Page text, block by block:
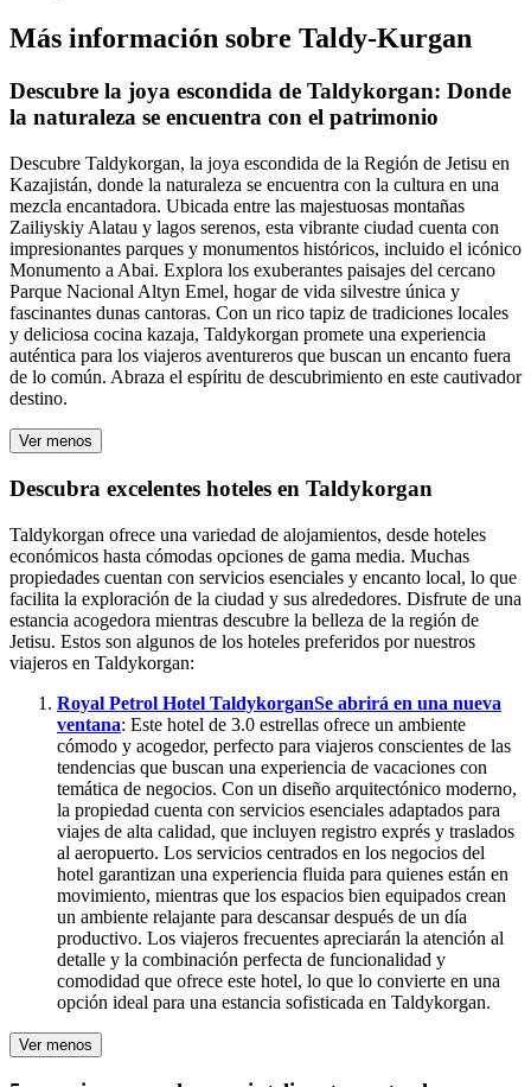
Más información sobre Taldy-Kurgan
Descubre la joya escondida de Taldykorgan: Donde
la naturaleza se encuentra con el patrimonio
Descubre Taldykorgan, la joya escondida de la Región de Jetisu en
Kazajistán, donde la naturaleza se encuentra con la cultura en una
mezcla encantadora. Ubicada entre las majestuosas montañas
Zailiyskiy Alatau y lagos serenos, esta vibrante ciudad cuenta con
impresionantes parques y monumentos históricos, incluido el icónico
Monumento a Abai. Explora los exuberantes paisajes del cercano
Parque Nacional Altyn Emel, hogar de vida silvestre única y
fascinantes dunas cantoras. Con un rico tapiz de tradiciones locales
y deliciosa cocina kazaja, Taldykorgan promete una experiencia
auténtica para los viajeros aventureros que buscan un encanto fuera
de lo común. Abraza el espíritu de descubrimiento en este cautivador
destino.
Ver menos
Descubra excelentes hoteles en Taldykorgan
Taldykorgan ofrece una variedad de alojamientos, desde hoteles
económicos hasta cómodas opciones de gama media. Muchas
propiedades cuentan con servicios esenciales y encanto local, lo que
facilita la exploración de la ciudad y sus alrededores. Disfrute de una
estancia acogedora mientras descubre la belleza de la región de
Jetisu. Estos son algunos de los hoteles preferidos por nuestros
viajeros en Taldykorgan:
Royal Petrol Hotel TaldykorganSe abrirá en una nueva
ventana: Este hotel de 3.0 estrellas ofrece un ambiente
cómodo y acogedor, perfecto para viajeros conscientes de las
tendencias que buscan una experiencia de vacaciones con
temática de negocios. Con un diseño arquitectónico moderno,
la propiedad cuenta con servicios esenciales adaptados para
viajes de alta calidad, que incluyen registro exprés y traslados
al aeropuerto. Los servicios centrados en los negocios del
hotel garantizan una experiencia fluida para quienes están en
movimiento, mientras que los espacios bien equipados crean
un ambiente relajante para descansar después de un día
productivo. Los viajeros frecuentes apreciarán la atención al
detalle y la combinación perfecta de funcionalidad y
comodidad que ofrece este hotel, lo que lo convierte en una
opción ideal para una estancia sofisticada en Taldykorgan.
Ver menos